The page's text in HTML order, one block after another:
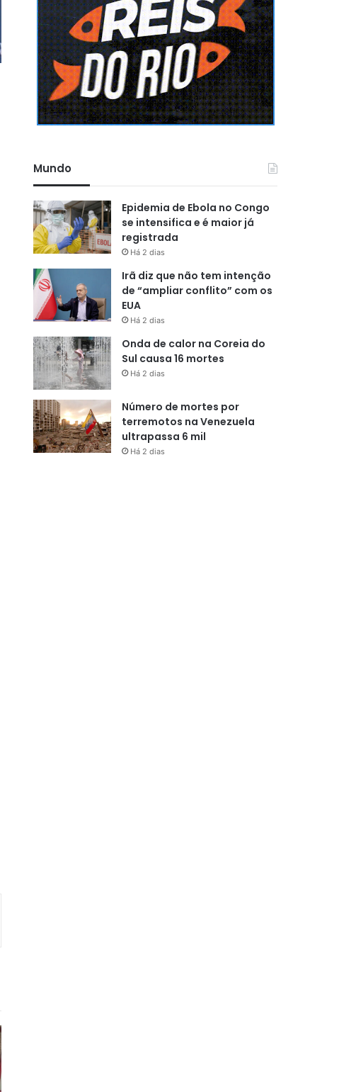
Mundo
Epidemia de Ebola no Congo
se intensifica e é maior já
registrada
Há 2 dias
Irã diz que não tem intenção
de “ampliar conflito” com os
EUA
Há 2 dias
Onda de calor na Coreia do
Sul causa 16 mortes
Há 2 dias
Número de mortes por
terremotos na Venezuela
ultrapassa 6 mil
Há 2 dias